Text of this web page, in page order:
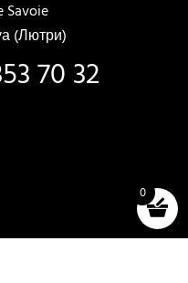
Savoie
(Лютри)
70 32
0